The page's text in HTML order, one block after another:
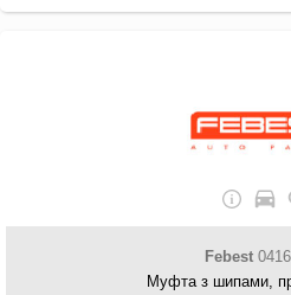
Febest
Муфта з шипами,